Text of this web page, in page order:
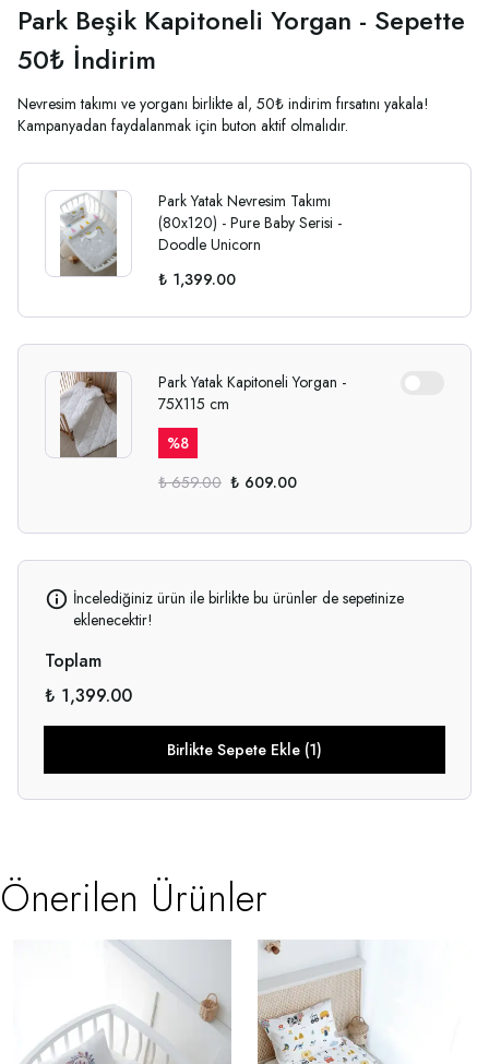
Park Beşik Kapitoneli Yorgan - Sepette
50₺ İndirim
Nevresim takımı ve yorganı birlikte al, 50₺ indirim fırsatını yakala!
Kampanyadan faydalanmak için buton aktif olmalıdır.
Park Yatak Nevresim Takımı
(80x120) - Pure Baby Serisi -
Doodle Unicorn
₺ 1,399.00
Park Yatak Kapitoneli Yorgan -
75X115 cm
%8
₺ 659.00 ₺ 609.00
İncelediğiniz ürün ile birlikte bu ürünler de sepetinize
eklenecektir!
Toplam
₺ 1,399.00
Birlikte Sepete Ekle (1)
Önerilen Ürünler